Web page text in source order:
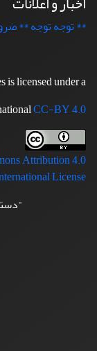
** توجه توجه **
licensed under a
CC-BY 4.0
Attribution 4.0
License